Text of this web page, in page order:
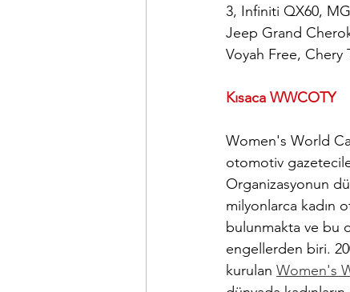
3, Infiniti QX60,
Jeep Grand
Voyah Free, Chery
Kısaca WWCOTY
Women's World
otomotiv
Organizasyonun
milyonlarca kadın
bulunmakta ve bu
engellerden biri.
kurulan Women's